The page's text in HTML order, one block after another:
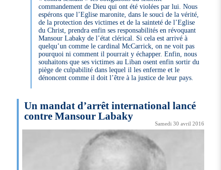
commandement de Dieu qui ont été violées par lui. Nous
espérons que l’Eglise maronite, dans le souci de la vérité,
de la protection des victimes et de la sainteté de l’Eglise
du Christ, prendra enfin ses responsabilités en révoquant
Mansour Labaky de l’état clérical. Si cela est arrivé à
quelqu’un comme le cardinal McCarrick, on ne voit pas
pourquoi ni comment il pourrait y échapper. Enfin, nous
souhaitons que ses victimes au Liban osent enfin sortir du
piège de culpabilité dans lequel il les enferme et le
dénoncent comme il doit l’être à la justice de leur pays.
Un mandat d’arrêt international lancé
contre Mansour Labaky
Samedi 30 avril 2016